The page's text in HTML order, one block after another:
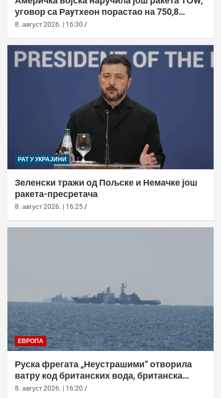
уговор са Раyтхеон порастао на 750,8
милиона долара
8. август 2026. | 16:30
РАТ У УКРАЈИНИ
Зеленски тражи од Пољске и Немачке још
ракета-пресретача
8. август 2026. | 16:25
ЕВРОПА
Руска фрегата „Неустрашими“ отворила
ватру код британских вода, британска
морнарица појачала праћење
8. август 2026. | 16:20